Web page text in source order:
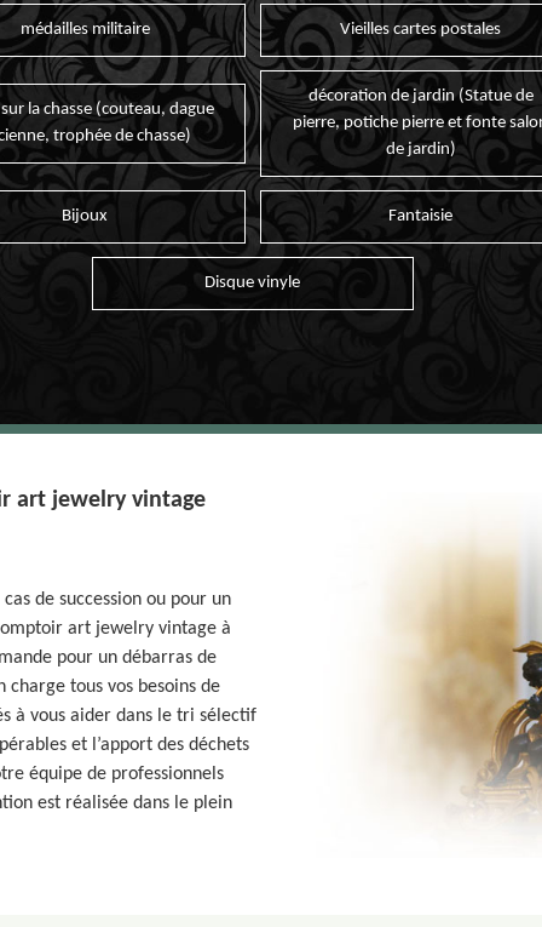
médailles militaire Vieilles cartes postales
la chasse (couteau, dague
trophée de chasse)
décoration de jardin (Statue de
pierre, potiche pierre et fonte
de jardin)
Bijoux Fantaisie
Disque vinyle
art jewelry vintage
de succession ou pour un
art jewelry vintage à
pour un débarras de
charge tous vos besoins de
à vous aider dans le tri sélectif
et l’apport des déchets
équipe de professionnels
est réalisée dans le plein